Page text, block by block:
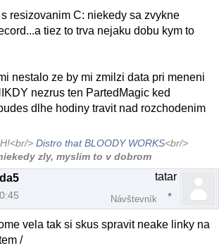
resizovanim C: niekedy sa zvykne
tiez to trva nejaku dobu kym to
nestalo ze by mi zmilzi data pri meneni
nezrus ten PartedMagic ked
dlhe hodiny travit nad rozchodenim
>Distro that BLOODY WORKS<br/>
zly, myslim to v dobrom
tatar
Návštevník
vela tak si skus spravit neake linky na
/